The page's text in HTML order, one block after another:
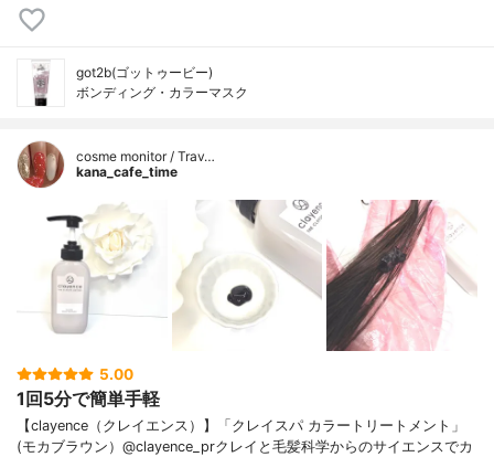
got2b(ゴットゥービー)
ボンディング・カラーマスク
cosme monitor / Trav…
kana_cafe_time
5.00
1回5分で簡単手軽
【clayence（クレイエンス）】「クレイスパ カラートリートメント」
(モカブラウン）@clayence_prクレイと毛髪科学からのサイエンスでカ